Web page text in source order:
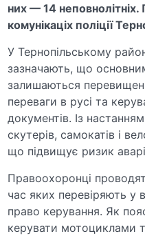
них — 14 неповнолітніх.
комунікаціх поліції
УТернопільському
зазначають, що
залишаються
переваги в русі та
документів. Із
скутерів, самокатів і
що підвищує ризик
Правоохоронці
час яких перевіряють у
право керування. Як
керувати мотоциклами